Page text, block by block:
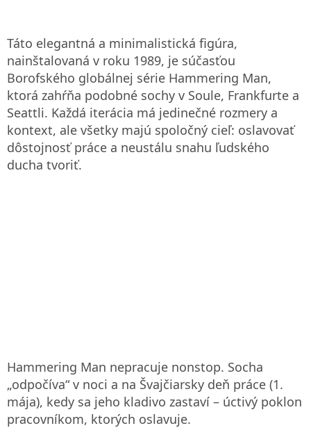
Táto elegantná a minimalistická figúra,
nainštalovaná v roku 1989, je súčasťou
Borofského globálnej série Hammering Man,
ktorá zahŕňa podobné sochy v Soule, Frankfurte a
Seattli. Každá iterácia má jedinečné rozmery a
kontext, ale všetky majú spoločný cieľ: oslavovať
dôstojnosť práce a neustálu snahu ľudského
ducha tvoriť.
Hammering Man nepracuje nonstop. Socha
„odpočíva“ v noci a na Švajčiarsky deň práce (1.
mája), kedy sa jeho kladivo zastaví – úctivý poklon
pracovníkom, ktorých oslavuje.